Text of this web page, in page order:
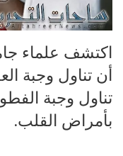
اكتشف علماء
أن تناول وجبة
تناول وجبة
بأمراض القلب.